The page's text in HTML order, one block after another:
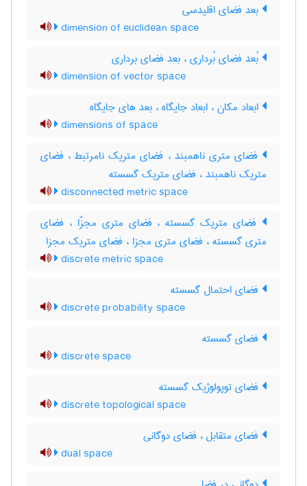
بعد فضای اقلیدسی
dimension of euclidean space
بُعد فضای بُرداری ، بعد فضای برداری
dimension of vector space
ابعاد مکان ، ابعاد جایگاه ، بعد های جایگاه
dimensions of space
فضای متری ناهمبند ، فضای متریک نامرتبط ، فضای
متریک ناهمبند ، فضای متریک گسسته
disconnected metric space
فضای متریک گسسته ، فضای متری مجزّا ، فضای
متری گسسته ، فضای متری مجزا ، فضای متریک مجزا
discrete metric space
فضای احتمال گسسته
discrete probability space
فضای گسسته
discrete space
فضای توپولوژیک گسسته
discrete topological space
فضای متقابل ، فضای دوگانی
dual space